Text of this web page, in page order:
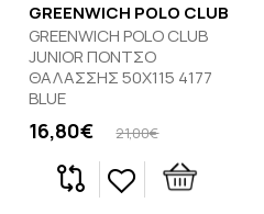
GREENWICH POLO CLUB
GREENWICH POLO CLUB
JUNIOR ΠΟΝΤΣΟ
ΘΑΛΑΣΣΗΣ 50Χ115 4177
BLUE
21,00€
16,80€